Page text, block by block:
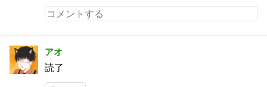
アオ
読了